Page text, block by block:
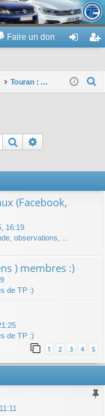
Touran
Faire un don
ne nr
Touran : moteurs essence
c
Rechercher
(Facebook,
16:19
observations, ...
) membres :)
de TP :)
de TP :)
1 2 3 4 5